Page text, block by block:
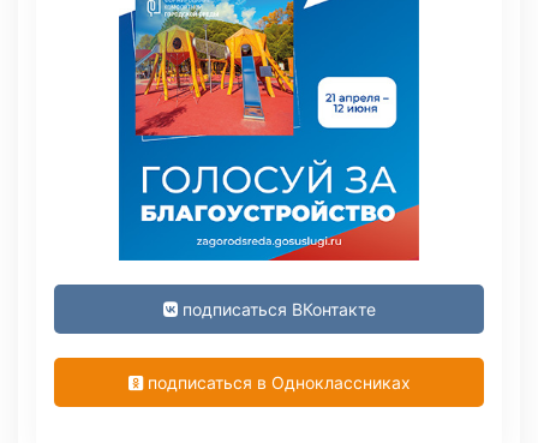
подписаться ВКонтакте
подписаться в Одноклассниках